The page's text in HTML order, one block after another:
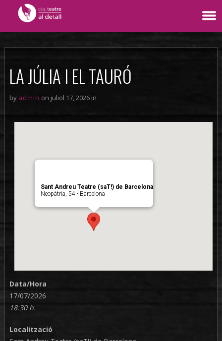
LA JÚLIA I EL TAURÓ
by admin on juliol 17, 2026 in
Sant Andreu Teatre (saT!) de Barcelona
Neopàtria, 54 - Barcelona
Data/Hora
17/07/2026
18:30 h.
Localització